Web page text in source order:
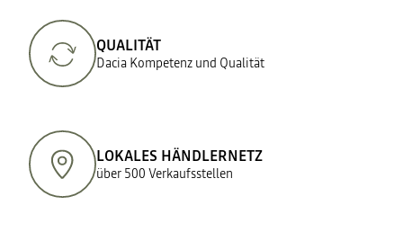
QUALITÄT
Dacia Kompetenz und Qualität
LOKALES HÄNDLERNETZ
über 500 Verkaufsstellen